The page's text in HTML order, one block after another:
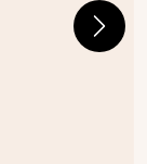
Next